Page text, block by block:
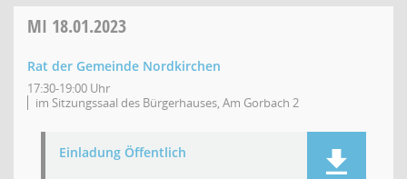
MI 18.01.2023
Rat der Gemeinde Nordkirchen
17:30-19:00 Uhr
im Sitzungssaal des Bürgerhauses, Am Gorbach 2
Einladung Öffentlich